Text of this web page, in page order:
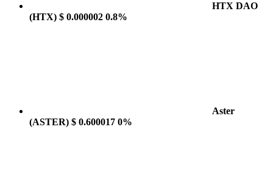
HTX DAO
(HTX) $ 0.000002 0.8%
Aster
(ASTER) $ 0.600017 0%